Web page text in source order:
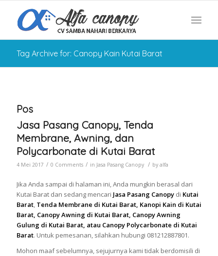
Tag Archive for: Canopy Kain Kutai Barat
Pos
Jasa Pasang Canopy, Tenda
Membrane, Awning, dan
Polycarbonate di Kutai Barat
4 Mei 2017 / 0 Comments / in Jasa Pasang Canopy / by alfa
Jika Anda sampai di halaman ini, Anda mungkin berasal dari
Kutai Barat dan sedang mencari Jasa Pasang Canopy di Kutai
Barat, Tenda Membrane di Kutai Barat, Kanopi Kain di Kutai
Barat, Canopy Awning di Kutai Barat, Canopy Awning
Gulung di Kutai Barat, atau Canopy Polycarbonate di Kutai
Barat. Untuk pemesanan, silahkan hubungi 081212887801.
Mohon maaf sebelumnya, sejujurnya kami tidak berdomisili di